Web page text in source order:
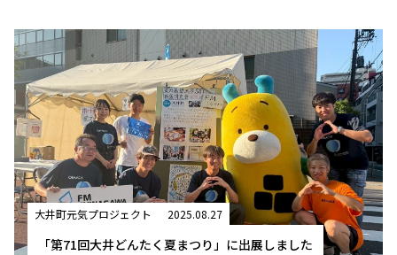
大井町元気プロジェクト 2025.08.27
「第71回大井どんたく夏まつり」に出展しました